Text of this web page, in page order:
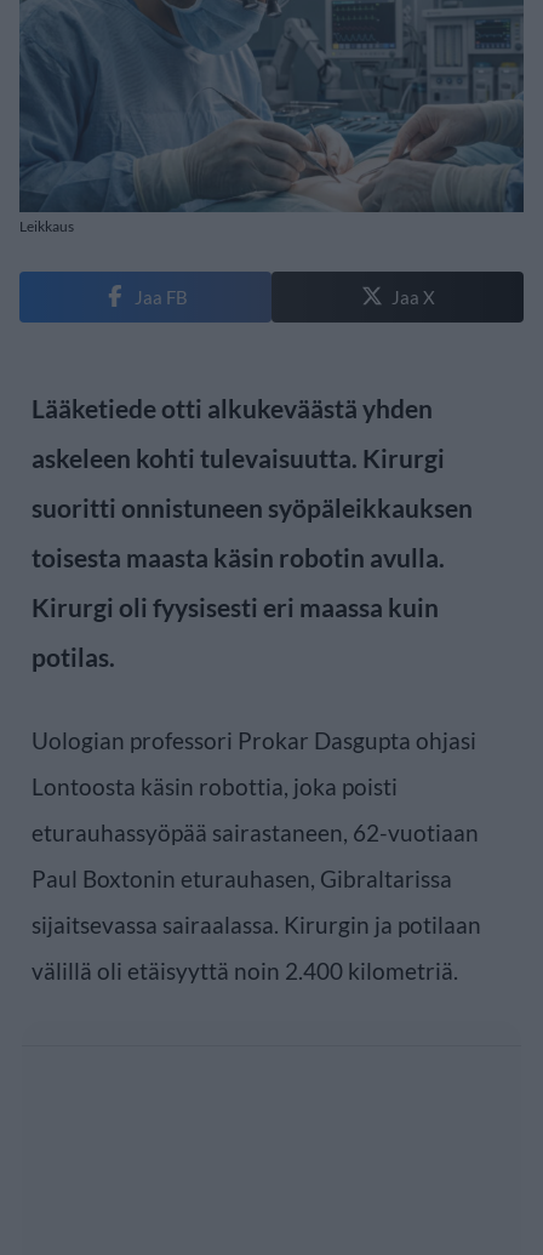
Leikkaus
Jaa FB Jaa X
Lääketiede otti alkukeväästä yhden
askeleen kohti tulevaisuutta. Kirurgi
suoritti onnistuneen syöpäleikkauksen
toisesta maasta käsin robotin avulla.
Kirurgi oli fyysisesti eri maassa kuin
potilas.
Uologian professori Prokar Dasgupta ohjasi
Lontoosta käsin robottia, joka poisti
eturauhassyöpää sairastaneen, 62-vuotiaan
Paul Boxtonin eturauhasen, Gibraltarissa
sijaitsevassa sairaalassa. Kirurgin ja potilaan
välillä oli etäisyyttä noin 2.400 kilometriä.